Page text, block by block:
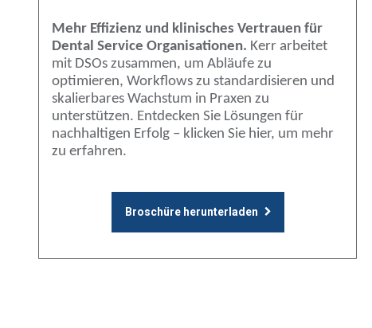
Mehr Effizienz und klinisches Vertrauen für
Dental Service Organisationen. Kerr arbeitet
mit DSOs zusammen, um Abläufe zu
optimieren, Workflows zu standardisieren und
skalierbares Wachstum in Praxen zu
unterstützen. Entdecken Sie Lösungen für
nachhaltigen Erfolg – klicken Sie hier, um mehr
zu erfahren.
Broschüre herunterladen